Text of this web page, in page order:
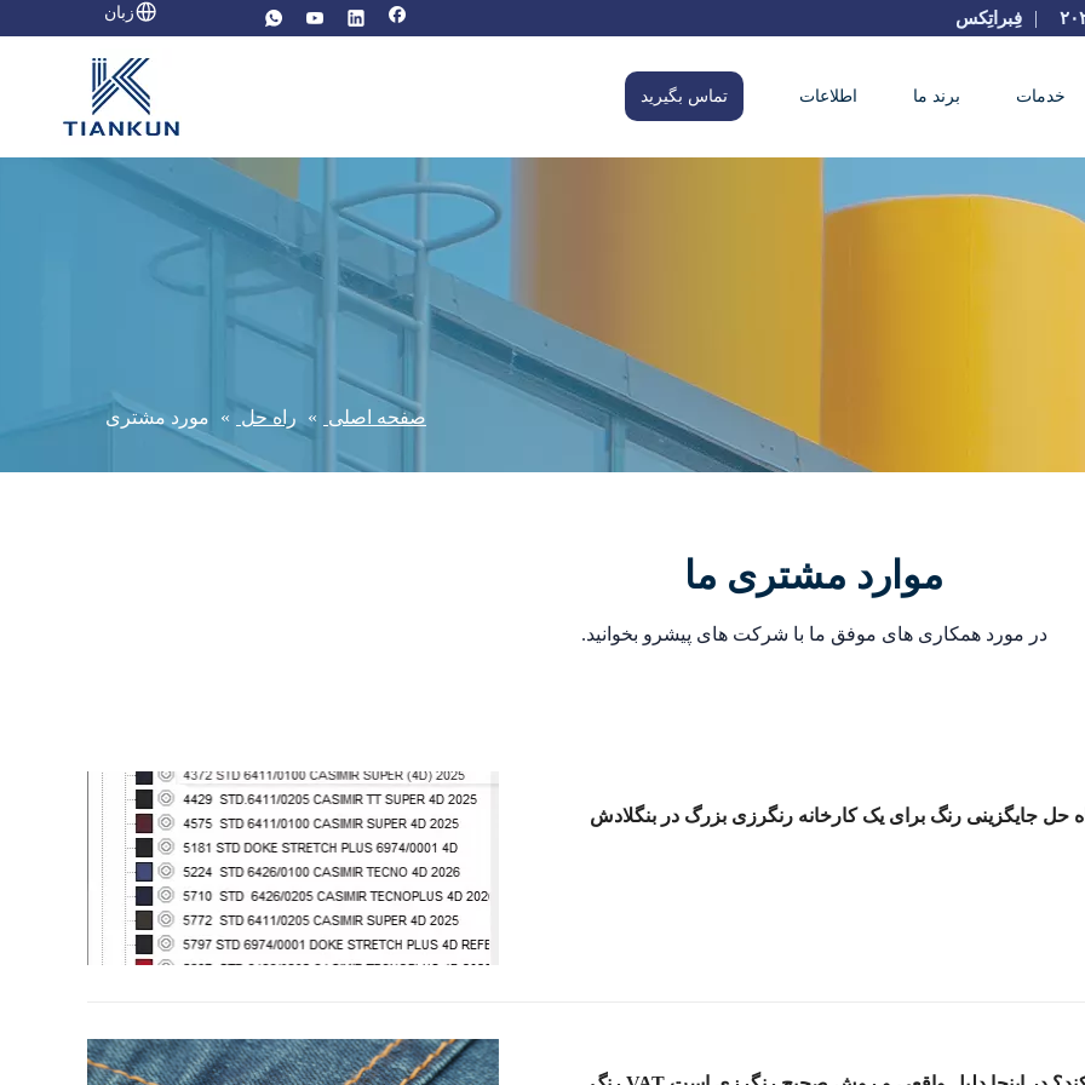
| فِبراتِکس زبان
خدمات برند ما اطلاعات تماس بگیرید
صفحه اصلی » راه حل » مورد مشتری
موارد مشتری ما
در مورد همکاری های موفق ما با شرکت های پیشرو بخوانید.
حل جایگزینی رنگ برای یک کارخانه رنگرزی بزرگ در بنگلادش